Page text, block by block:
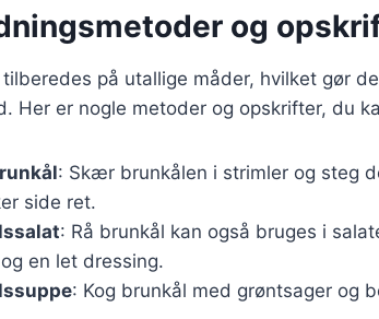
og
tilberedes på utallige måder, hvilket gør
Her er nogle metoder og opskrifter, du
: Skær brunkålen i strimler og steg
side ret.
: Rå brunkål kan også bruges i
en let dressing.
: Kog brunkål med grøntsager og